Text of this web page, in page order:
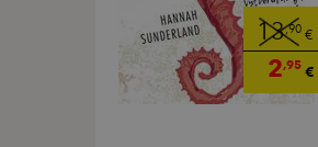
13,90 €
2,95 €